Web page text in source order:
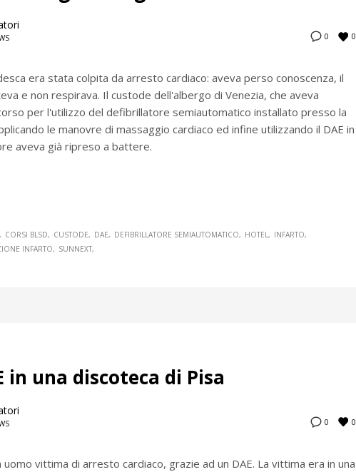
0 0
era stata colpita da arresto cardiaco: aveva perso conoscenza, il
e non respirava. Il custode dell'albergo di Venezia, che aveva
per l'utilizzo del defibrillatore semiautomatico installato presso la
le manovre di massaggio cardiaco ed infine utilizzando il DAE in
aveva già ripreso a battere.
CORSI BLSD CUSTODE DAE DEFIBRILLATORE SEMIAUTOMATICO HOTEL
INFARTO
INFARTO SUNNEXT
in una discoteca di Pisa
0 0
uomo vittima di arresto cardiaco, grazie ad un DAE. La vittima era in una